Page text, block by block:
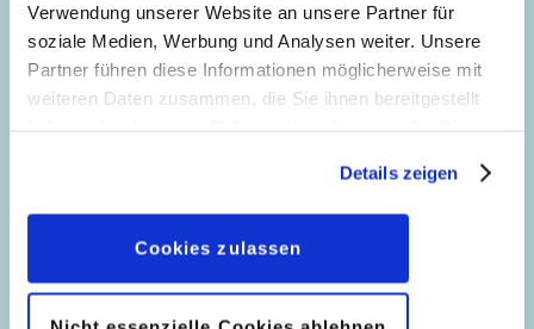
Verwendung unserer Website an unsere Partner für
soziale Medien, Werbung und Analysen weiter. Unsere
Partner führen diese Informationen möglicherweise mit
weiteren Daten zusammen, die Sie ihnen bereitgestellt
geben, können Sie diese jederzeit in der
Datenschutzerklärungwieder widerrufen.
Details zeigen
Cookies zulassen